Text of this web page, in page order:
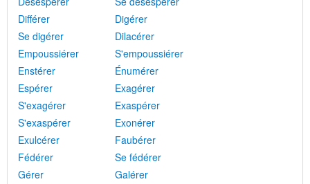
Différer
Digérer
Se digérer
Dilacérer
Empoussiérer
S'empoussiérer
Enstérer
Énumérer
Espérer
Exagérer
S'exagérer
Exaspérer
S'exaspérer
Exonérer
Exulcérer
Faubérer
Fédérer
Se fédérer
Gérer
Galérer